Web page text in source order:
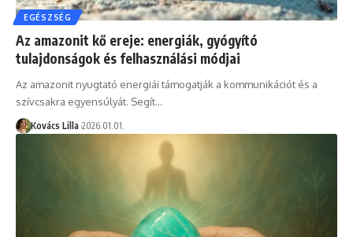
EGÉSZSÉG
Az amazonit kő ereje: energiák, gyógyító
tulajdonságok és felhasználási módjai
Az amazonit nyugtató energiái támogatják a kommunikációt és a
szívcsakra egyensúlyát. Segít…
Kovács Lilla 2026.01.01.